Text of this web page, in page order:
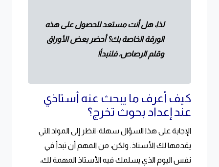
لذا، هل أنت مستعد للحصول على هذه
الورقة الخاصة بك؟ أحضر بعض الأوراق
وقلم الرصاص، فلنبدأ!
كيف أعرف ما يبحث عنه أستاذي
عند إعداد بحوث تخرج؟
الإجابة على هذا السؤال سهلة: انظر إلى المواد التي
يقدمها لك الأستاذ. ولكن، من المهم أن تبدأ في
نفس اليوم الذي يسلمك فيه الأستاذ المهمة لك،